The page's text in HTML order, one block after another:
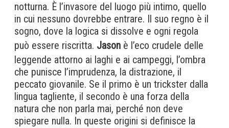
notturna. È l’invasore del luogo più intimo, quello
in cui nessuno dovrebbe entrare. Il suo regno è il
sogno, dove la logica si dissolve e ogni regola
può essere riscritta. Jason è l’eco crudele delle
leggende attorno ai laghi e ai campeggi, l’ombra
che punisce l’imprudenza, la distrazione, il
peccato giovanile. Se il primo è un trickster dalla
lingua tagliente, il secondo è una forza della
natura che non parla mai, perché non deve
spiegare nulla. In queste origini si definisce la